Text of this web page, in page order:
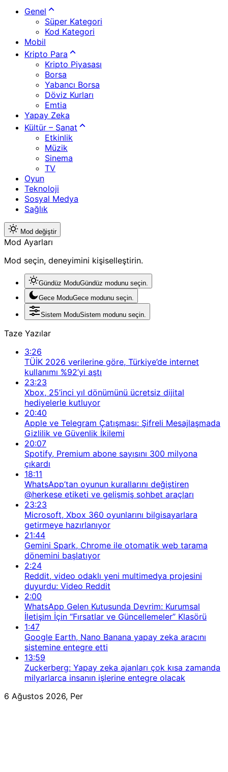
Genel
Süper Kategori
Kod Kategori
Mobil
Kripto Para
Kripto Piyasası
Borsa
Yabancı Borsa
Döviz Kurları
Emtia
Yapay Zeka
Kültür – Sanat
Etkinlik
Müzik
Sinema
TV
Oyun
Teknoloji
Sosyal Medya
Sağlık
Mod değiştir
Mod Ayarları
Mod seçin, deneyimini kişiselleştirin.
Gündüz ModuGündüz modunu seçin.
Gece ModuGece modunu seçin.
Sistem ModuSistem modunu seçin.
Taze Yazılar
3:26
TÜİK 2026 verilerine göre, Türkiye’de internet
kullanımı %92’yi aştı
23:23
Xbox, 25’inci yıl dönümünü ücretsiz dijital
hediyelerle kutluyor
20:40
Apple ve Telegram Çatışması: Şifreli Mesajlaşmada
Gizlilik ve Güvenlik İkilemi
20:07
Spotify, Premium abone sayısını 300 milyona
çıkardı
18:11
WhatsApp’tan oyunun kurallarını değiştiren
@herkese etiketi ve gelişmiş sohbet araçları
23:23
Microsoft, Xbox 360 oyunlarını bilgisayarlara
getirmeye hazırlanıyor
21:44
Gemini Spark, Chrome ile otomatik web tarama
dönemini başlatıyor
2:24
Reddit, video odaklı yeni multimedya projesini
duyurdu: Video Reddit
2:00
WhatsApp Gelen Kutusunda Devrim: Kurumsal
İletişim İçin “Fırsatlar ve Güncellemeler” Klasörü
1:47
Google Earth, Nano Banana yapay zeka aracını
sistemine entegre etti
13:59
Zuckerberg: Yapay zeka ajanları çok kısa zamanda
milyarlarca insanın işlerine entegre olacak
6 Ağustos 2026, Per